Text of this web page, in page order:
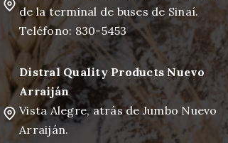
de la terminal de buses de Sinaí.
Teléfono: 830-5453
Distral Quality Products Nuevo
Arraiján
Vista Alegre, atrás de Jumbo Nuevo
Arraiján.